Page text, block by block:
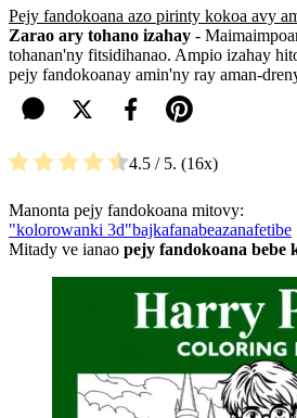
Pejy fandokoana azo pirinty kokoa avy
Zarao ary tohano izahay -
tohanan'ny fitsidihanao. Ampio izahay
pejy fandokoanay amin'ny ray aman-
4.5 / 5. 16
Manonta pejy fandokoana mitovy:
"kolorowanki 3d"bajkafanabeazanafetibe
Mitady ve ianao pejy fandokoana bebe